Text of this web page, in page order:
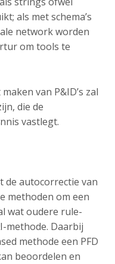
als met schema’s
network worden
om tools te
van P&ID’s zal
die de
vastlegt.
de autocorrectie van
methoden om een
wat oudere rule-
methode. Daarbij
methode een PFD
beoordelen en